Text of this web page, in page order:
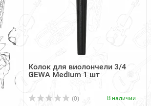
Колок для виолончели 3/4
GEWA Medium 1 шт
(0) В наличии